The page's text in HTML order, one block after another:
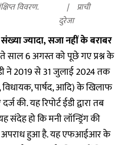
विवरण.
प्राची
दुरेजा
ज्यादा, सजा नहीं के बराबर
साल 6 अगस्त को पूछे गए प्रश्न के
ने 2019 से 31 जुलाई 2024 तक
पार्षद, आदि) के खिलाफ
की. यह रिपोर्ट ईडी द्वारा तब
हो कि मनी लॉन्ड्रिंग की
अपराध हुआ है. यह एफआईआर के